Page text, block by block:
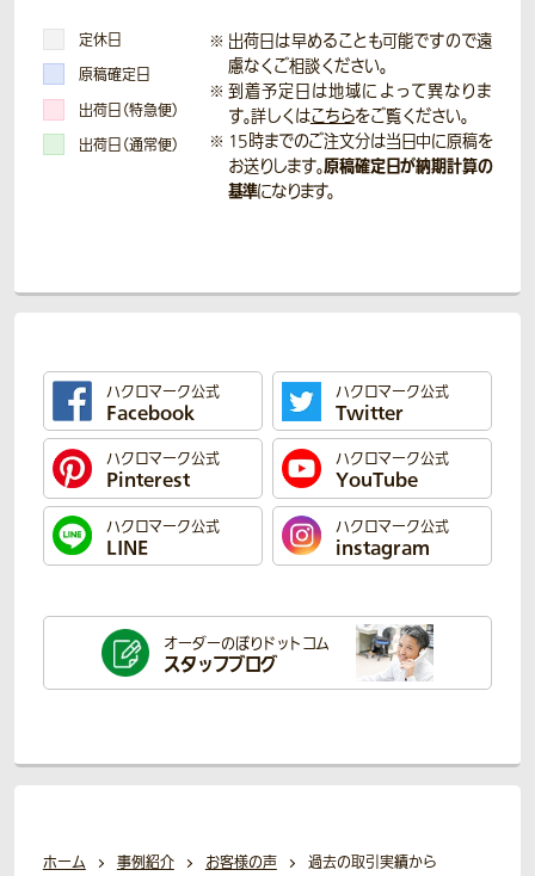
定休日
原稿確定日
出荷日（特急便）
出荷日（通常便）
出荷日は早めることも可能ですので遠
慮なくご相談ください。
到着予定日は地域によって異なりま
す。詳しくはこちらをご覧ください。
15時までのご注文分は当日中に原稿を
お送りします。原稿確定日が納期計算の
基準になります。
ハクロマーク公式
Facebook
ハクロマーク公式
Twitter
ハクロマーク公式
Pinterest
ハクロマーク公式
YouTube
ハクロマーク公式
LINE
ハクロマーク公式
instagram
オーダーのぼりドットコム
スタッフブログ
ホーム 事例紹介 お客様の声 過去の取引実績から